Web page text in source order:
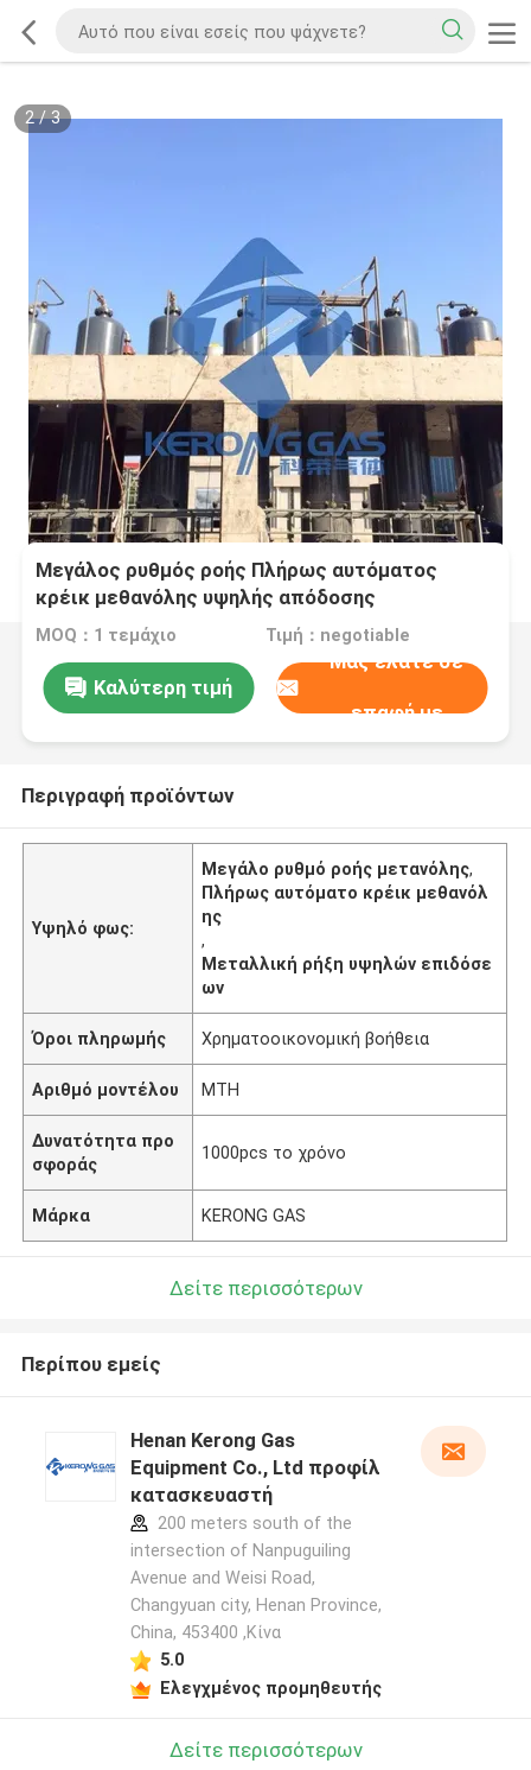
2/3
Μεγάλος ρυθμός ροής Πλήρως αυτόματος
κρέικ μεθανόλης υψηλής απόδοσης
MOQ：1 τεμάχιο Τιμή：negotiable
Καλύτερη τιμή
Μας ελάτε σε
επαφή με
Περιγραφή προϊόντων
Υψηλό φως:
Μεγάλο ρυθμό ροής μετανόλης,
Πλήρως αυτόματο κρέικ μεθανόλ
ης
,
Μεταλλική ρήξη υψηλών επιδόσε
ων
Όροι πληρωμής Χρηματοοικονομική βοήθεια
Αριθμό μοντέλου MTH
Δυνατότητα προ
σφοράς
1000pcs το χρόνο
Μάρκα KERONG GAS
Δείτε περισσότερων
Περίπου εμείς
Henan Kerong Gas
Equipment Co., Ltd προφίλ
κατασκευαστή
200 meters south of the
intersection of Nanpuguiling
Avenue and Weisi Road,
Changyuan city, Henan Province,
China, 453400 ,Κίνα
5.0
Ελεγχμένος προμηθευτής
Δείτε περισσότερων